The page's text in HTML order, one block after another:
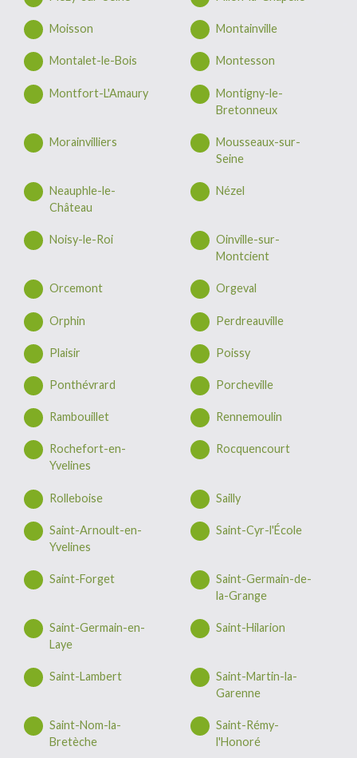
Moisson Montainville
Montalet-le-Bois Montesson
Montfort-L'Amaury
Montigny-le-
Bretonneux
Morainvilliers
Mousseaux-sur-
Seine
Neauphle-le-
Château
Nézel
Noisy-le-Roi
Oinville-sur-
Montcient
Orcemont Orgeval
Orphin Perdreauville
Plaisir Poissy
Ponthévrard Porcheville
Rambouillet Rennemoulin
Rochefort-en-
Yvelines
Rocquencourt
Rolleboise Sailly
Saint-Arnoult-en-
Yvelines
Saint-Cyr-l'École
Saint-Forget
Saint-Germain-de-
la-Grange
Saint-Germain-en-
Laye
Saint-Hilarion
Saint-Lambert
Saint-Martin-la-
Garenne
Saint-Nom-la-
Bretèche
Saint-Rémy-
l'Honoré